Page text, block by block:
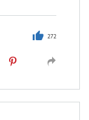
272